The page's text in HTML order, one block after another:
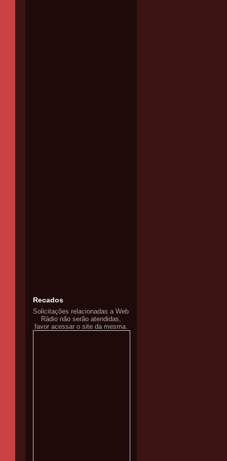
Recados
Solicitações relacionadas a Web
Rádio não serão atendidas,
favor acessar o site da mesma.